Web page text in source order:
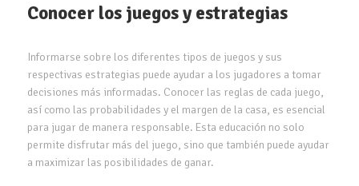
Conocer los juegos y estrategias
Informarse sobre los diferentes tipos de juegos y sus
respectivas estrategias puede ayudar a los jugadores a tomar
decisiones más informadas. Conocer las reglas de cada juego,
así como las probabilidades y el margen de la casa, es esencial
para jugar de manera responsable. Esta educación no solo
permite disfrutar más del juego, sino que también puede ayudar
a maximizar las posibilidades de ganar.